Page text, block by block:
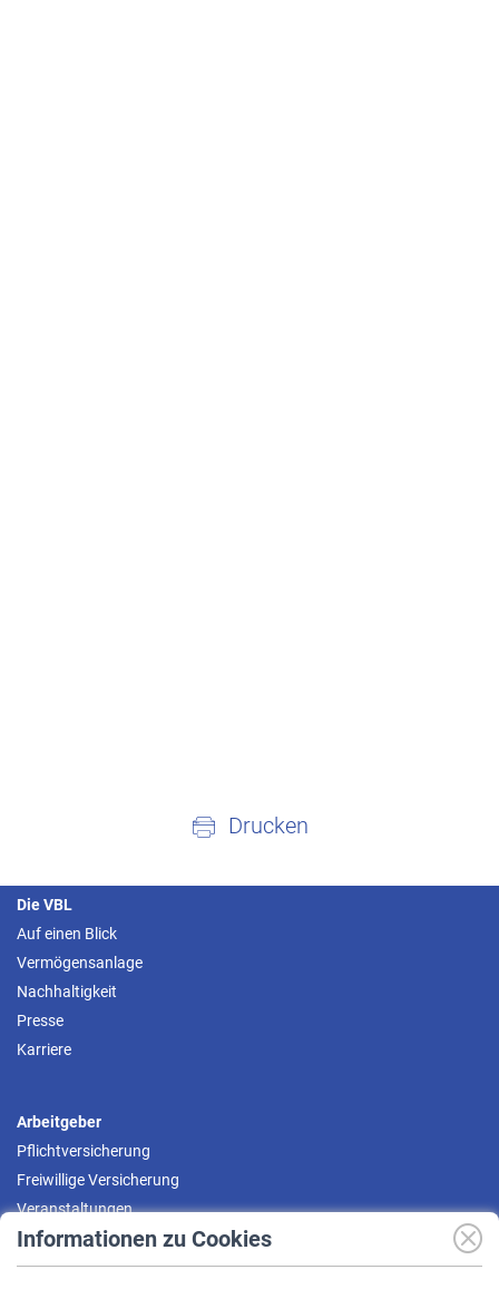
Informationen zu Cookies
Drucken
Die VBL
Auf einen Blick
Vermögensanlage
Nachhaltigkeit
Presse
Karriere
Arbeitgeber
Pflichtversicherung
Freiwillige Versicherung
Veranstaltungen